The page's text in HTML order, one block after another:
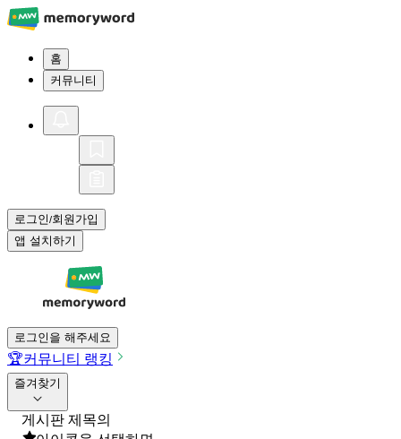
홈
커뮤니티
로그인/회원가입
앱 설치하기
로그인을 해주세요
🏆커뮤니티 랭킹
즐겨찾기
게시판 제목의